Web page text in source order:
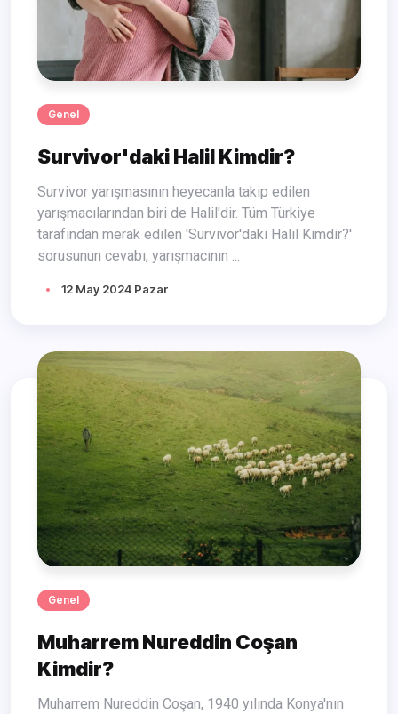
Genel
Survivor'daki Halil Kimdir?
Survivor yarışmasının heyecanla takip edilen
yarışmacılarından biri de Halil'dir. Tüm Türkiye
tarafından merak edilen 'Survivor'daki Halil Kimdir?'
sorusunun cevabı, yarışmacının ...
12 May 2024 Pazar
Genel
Muharrem Nureddin Coşan
Kimdir?
Muharrem Nureddin Coşan, 1940 yılında Konya'nın